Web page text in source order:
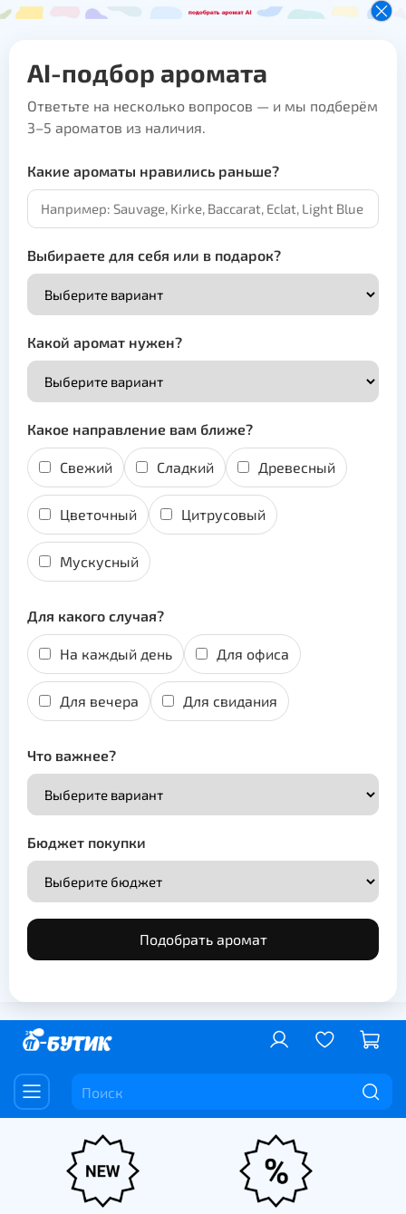
AI-подбор аромата
Ответьте на несколько вопросов — и мы подберём
3–5 ароматов из наличия.
Какие ароматы нравились раньше?
Выбираете для себя или в подарок?
Какой аромат нужен?
Какое направление вам ближе?
Свежий Сладкий Древесный
Цветочный Цитрусовый
Мускусный
Для какого случая?
На каждый день Для офиса
Для вечера Для свидания
Что важнее?
Бюджет покупки
Подобрать аромат